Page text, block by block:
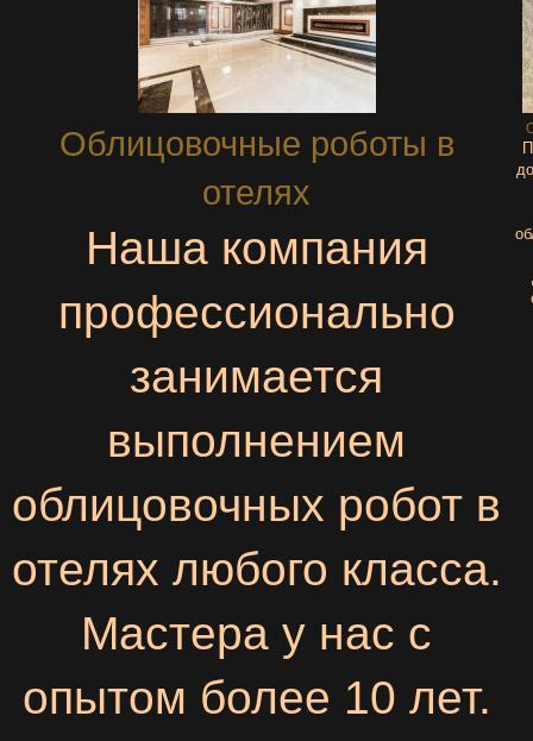
Облицовочные роботы в
отелях
Наша компания
профессионально
занимается
выполнением
облицовочных робот в
отелях любого класса.
Мастера у нас с
опытом более 10 лет.